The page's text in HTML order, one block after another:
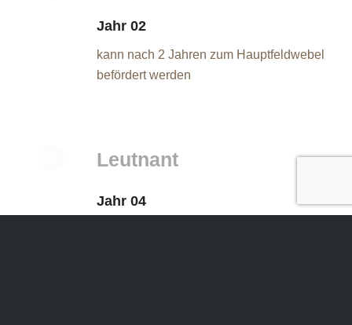
Jahr 02
kann nach 2 Jahren zum Hauptfeldwebel
befördert werden
Leutnant
Jahr 04